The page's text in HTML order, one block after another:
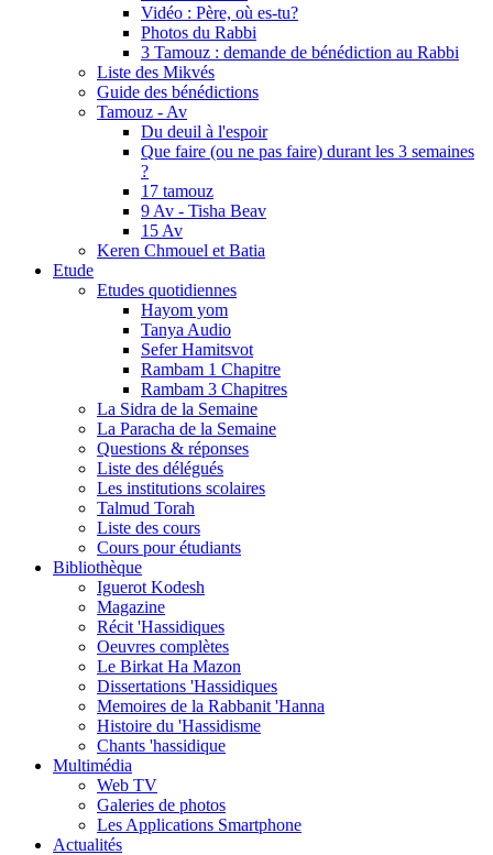
Vidéo : Père, où es-tu?
Photos du Rabbi
3 Tamouz : demande de bénédiction au Rabbi
Liste des Mikvés
Guide des bénédictions
Tamouz - Av
Du deuil à l'espoir
Que faire (ou ne pas faire) durant les 3 semaines
?
17 tamouz
9 Av - Tisha Beav
15 Av
Keren Chmouel et Batia
Etude
Etudes quotidiennes
Hayom yom
Tanya Audio
Sefer Hamitsvot
Rambam 1 Chapitre
Rambam 3 Chapitres
La Sidra de la Semaine
La Paracha de la Semaine
Questions & réponses
Liste des délégués
Les institutions scolaires
Talmud Torah
Liste des cours
Cours pour étudiants
Bibliothèque
Iguerot Kodesh
Magazine
Récit 'Hassidiques
Oeuvres complètes
Le Birkat Ha Mazon
Dissertations 'Hassidiques
Memoires de la Rabbanit 'Hanna
Histoire du 'Hassidisme
Chants 'hassidique
Multimédia
Web TV
Galeries de photos
Les Applications Smartphone
Actualités